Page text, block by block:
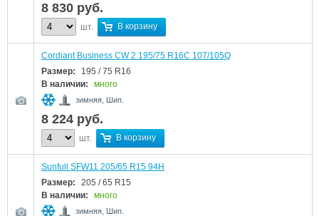
8 830 руб.
шт. В корзину
Cordiant Business CW 2 195/75 R16C 107/105Q
Размер:
195 / 75 R16
В наличии:
много
зимняя, Шип.
8 224 руб.
шт. В корзину
Sunfull SFW11 205/65 R15 94H
Размер:
205 / 65 R15
В наличии:
много
зимняя, Шип.